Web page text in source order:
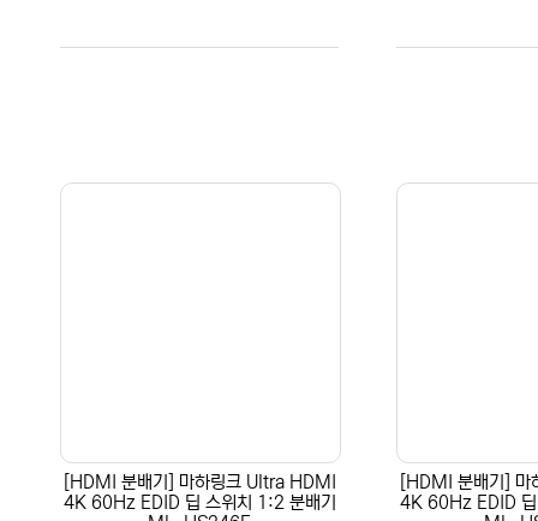
[HDMI 분배기] 마하링크 Ultra HDMI
4K 60Hz EDID 딥 스위치 1:2 분배기
[HDMI 분배기]
4K 60Hz EDID